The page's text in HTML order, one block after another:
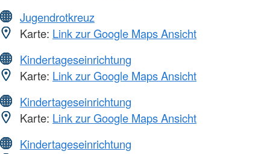
Jugendrotkreuz
Karte: Link zur Google Maps Ansicht
Kindertageseinrichtung
Karte: Link zur Google Maps Ansicht
Kindertageseinrichtung
Karte: Link zur Google Maps Ansicht
Kindertageseinrichtung